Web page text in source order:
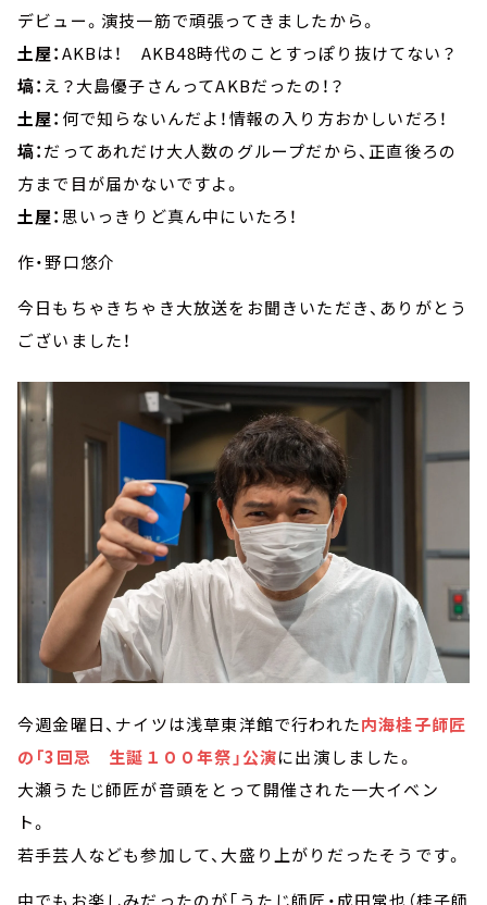
デビュー。演技一筋で頑張ってきましたから。
土屋：AKBは！ AKB48時代のことすっぽり抜けてない？
塙： え？大島優子さんってAKBだったの！？
土屋： 何で知らないんだよ！情報の入り方おかしいだろ！
塙：だってあれだけ大人数のグループだから、正直後ろの
方まで目が届かないですよ。
土屋： 思いっきりど真ん中にいたろ！
作・野口悠介
今日もちゃきちゃき大放送をお聞きいただき、ありがとう
ございました！
今週金曜日、ナイツは浅草東洋館で行われた内海桂子師匠
の「3回忌 生誕１００年祭」公演に出演しました。
大瀬うたじ師匠が音頭をとって開催された一大イベン
ト。
若手芸人なども参加して、大盛り上がりだったそうです。
中でもお楽しみだったのが「うたじ師匠・成田常也（桂子師